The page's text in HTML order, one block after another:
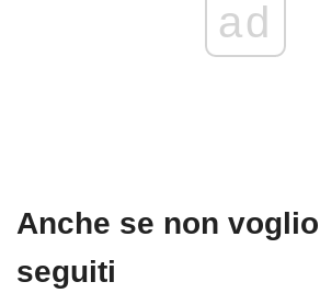
ad
Anche se non
seguiti